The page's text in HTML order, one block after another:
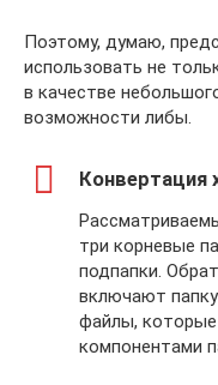
Поэтому, думаю,
использовать не
в качестве
возможности либы.
Конвертация
три корневые
подпапки.
включают
файлы, которые
компонентами